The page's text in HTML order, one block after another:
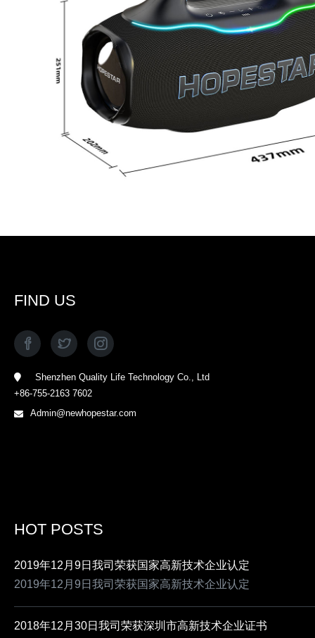
FIND US
Shenzhen Quality Life Technology Co., Ltd
+86-755-2163 7602
Admin@newhopestar.com
HOT POSTS
2019年12月9日我司荣获国家高新技术企业认定
2019年12月9日我司荣获国家高新技术企业认定
2018年12月30日我司荣获深圳市高新技术企业证书